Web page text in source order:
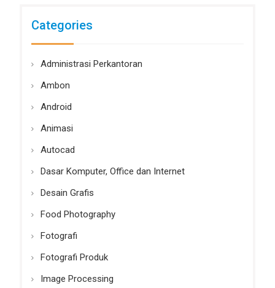
Categories
Administrasi Perkantoran
Ambon
Android
Animasi
Autocad
Dasar Komputer, Office dan Internet
Desain Grafis
Food Photography
Fotografi
Fotografi Produk
Image Processing